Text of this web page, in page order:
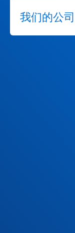
我们的公司